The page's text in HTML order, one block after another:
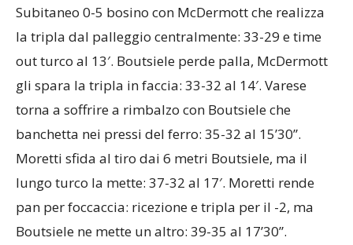
Subitaneo 0-5 bosino con McDermott che realizza
la tripla dal palleggio centralmente: 33-29 e time
out turco al 13′. Boutsiele perde palla, McDermott
gli spara la tripla in faccia: 33-32 al 14′. Varese
torna a soffrire a rimbalzo con Boutsiele che
banchetta nei pressi del ferro: 35-32 al 15’30”.
Moretti sfida al tiro dai 6 metri Boutsiele, ma il
lungo turco la mette: 37-32 al 17′. Moretti rende
pan per foccaccia: ricezione e tripla per il -2, ma
Boutsiele ne mette un altro: 39-35 al 17’30”.